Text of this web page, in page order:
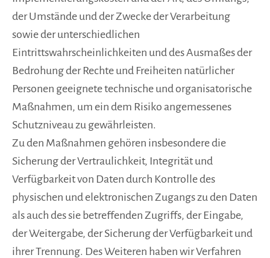
der Umstände und der Zwecke der Verarbeitung
sowie der unterschiedlichen
Eintrittswahrscheinlichkeiten und des Ausmaßes der
Bedrohung der Rechte und Freiheiten natürlicher
Personen geeignete technische und organisatorische
Maßnahmen, um ein dem Risiko angemessenes
Schutzniveau zu gewährleisten.
Zu den Maßnahmen gehören insbesondere die
Sicherung der Vertraulichkeit, Integrität und
Verfügbarkeit von Daten durch Kontrolle des
physischen und elektronischen Zugangs zu den Daten
als auch des sie betreffenden Zugriffs, der Eingabe,
der Weitergabe, der Sicherung der Verfügbarkeit und
ihrer Trennung. Des Weiteren haben wir Verfahren